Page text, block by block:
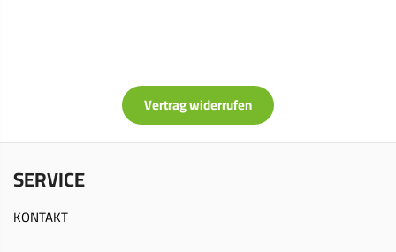
Vertrag widerrufen
SERVICE
KONTAKT